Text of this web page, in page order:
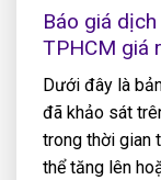
Báo giá
TPHCM giá
Dưới đây là
đã khảo sát
trong thời gian
thể tăng lên